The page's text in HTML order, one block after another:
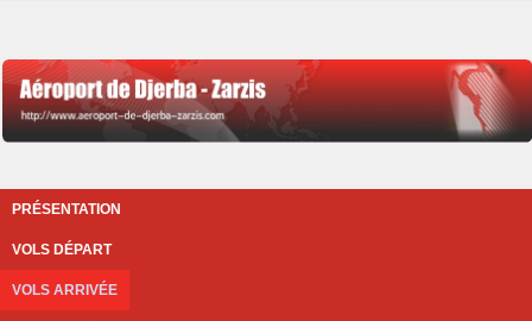
PRÉSENTATION
VOLS DÉPART
VOLS ARRIVÉE